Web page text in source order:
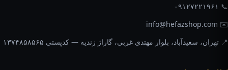
📞 ۰۹۱۲۷۲۲۱۹۶۱
✉️ info@hefazshop.com
📍 تهران، سعیدآباد، بلوار مهتدی غربی، گاراژ زندیه — کدپستی ۱۳۷۴۸۵۸۵۶۵